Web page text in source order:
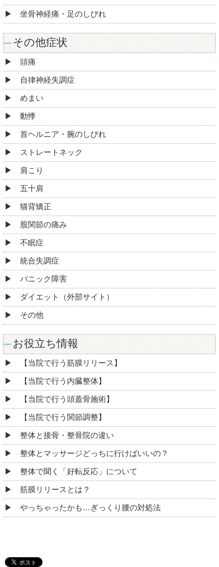
坐骨神経痛・足のしびれ
その他症状
頭痛
自律神経失調症
めまい
動悸
首ヘルニア・腕のしびれ
ストレートネック
肩こり
五十肩
猫背矯正
股関節の痛み
不眠症
統合失調症
パニック障害
ダイエット（外部サイト）
その他
お役立ち情報
【当院で行う筋膜リリース】
【当院で行う内臓整体】
【当院で行う頭蓋骨施術】
【当院で行う関節調整】
整体と接骨・整骨院の違い
整体とマッサージどっちに行けばいいの？
整体で聞く「好転反応」について
筋膜リリースとは？
やっちゃったかも…ぎっくり腰の対処法